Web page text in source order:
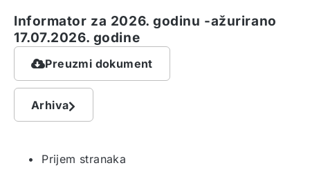
Informator za 2026. godinu -ažurirano
17.07.2026. godine
Preuzmi dokument
Arhiva
• Prijem stranaka